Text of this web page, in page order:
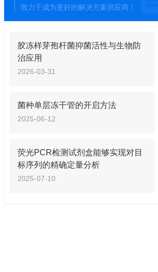
致力于成为更好的解决方案供应商！
胶冻样芽孢杆菌抑菌活性与生物防
治应用
2026-03-31
菌种单层冻干管的开启方法
2025-06-12
荧光PCR检测试剂盒能够实现对目
标序列的精确定量分析
2025-07-10